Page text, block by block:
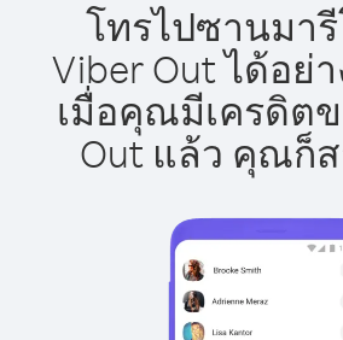
โทรไปซานมา
Viber Out ได้อย่
เมื่อคุณมีเครดิต
Out แล้ว คุณก็